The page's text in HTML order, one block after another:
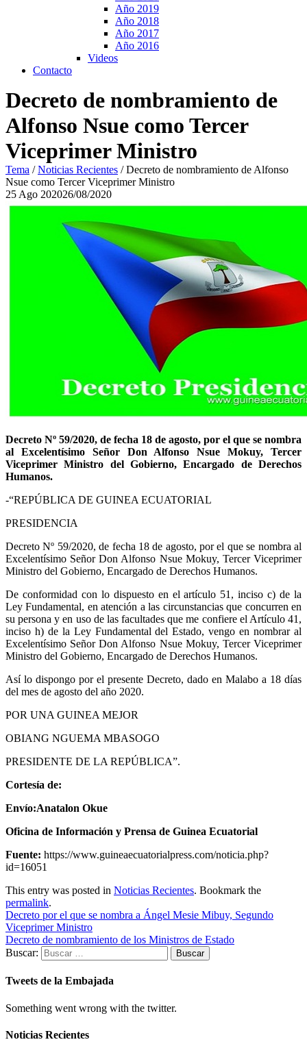
Año 2019
Año 2018
Año 2017
Año 2016
Videos
Contacto
Decreto de nombramiento de
Alfonso Nsue como Tercer
Viceprimer Ministro
Tema /Noticias Recientes /Decreto de nombramiento de Alfonso
Nsue como Tercer Viceprimer Ministro
25 Ago 202026/08/2020
Decreto Nº 59/2020, de fecha 18 de agosto, por el que se nombra
al Excelentísimo Señor Don Alfonso Nsue Mokuy, Tercer
Viceprimer Ministro del Gobierno, Encargado de Derechos
Humanos.
-“REPÚBLICA DE GUINEA ECUATORIAL
PRESIDENCIA
Decreto Nº 59/2020, de fecha 18 de agosto, por el que se nombra al
Excelentísimo Señor Don Alfonso Nsue Mokuy, Tercer Viceprimer
Ministro del Gobierno, Encargado de Derechos Humanos.
De conformidad con lo dispuesto en el artículo 51, inciso c) de la
Ley Fundamental, en atención a las circunstancias que concurren en
su persona y en uso de las facultades que me confiere el Artículo 41,
inciso h) de la Ley Fundamental del Estado, vengo en nombrar al
Excelentísimo Señor Don Alfonso Nsue Mokuy, Tercer Viceprimer
Ministro del Gobierno, Encargado de Derechos Humanos.
Así lo dispongo por el presente Decreto, dado en Malabo a 18 días
del mes de agosto del año 2020.
POR UNA GUINEA MEJOR
OBIANG NGUEMA MBASOGO
PRESIDENTE DE LA REPÚBLICA”.
Cortesía de:
Envío:Anatalon Okue
Oficina de Información y Prensa de Guinea Ecuatorial
Fuente: https://www.guineaecuatorialpress.com/noticia.php?
id=16051
This entry was posted in Noticias Recientes. Bookmark the
permalink.
Decreto por el que se nombra a Ángel Mesie Mibuy, Segundo
Viceprimer Ministro
Decreto de nombramiento de los Ministros de Estado
Buscar:
Tweets de la Embajada
Something went wrong with the twitter.
Noticias Recientes